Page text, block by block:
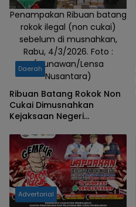
Penampakan Ribuan batang
rokok ilegal (non cukai)
sebelum di musnahkan,
Rabu, 4/3/2026. Foto :
(Gunawan/Lensa
Nusantara)
Daerah
Ribuan Batang Rokok Non
Cukai Dimusnahkan
Kejaksaan Negeri
Mendominasi
Advertorial